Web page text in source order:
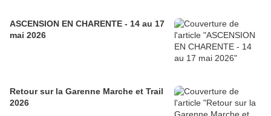
ASCENSION EN CHARENTE - 14 au 17
mai 2026
Retour sur la Garenne Marche et Trail
2026